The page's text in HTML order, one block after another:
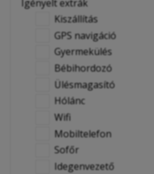
Igényelt extrák
Kiszállítás
GPS navigáció
Gyermekülés
Bébihordozó
Ülésmagasító
Hólánc
Wifi
Mobiltelefon
Sofőr
Idegenvezető